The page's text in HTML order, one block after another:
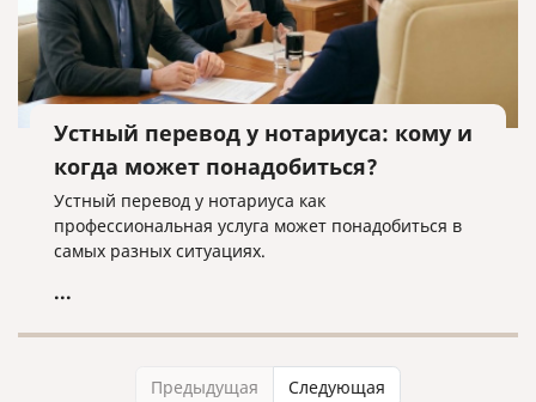
Устный перевод у нотариуса: кому и
когда может понадобиться?
Устный перевод у нотариуса как
профессиональная услуга может понадобиться в
самых разных ситуациях.
...
Предыдущая Следующая